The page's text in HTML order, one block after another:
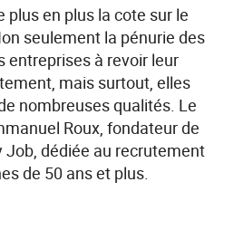
plus en plus la cote sur le
seulement la pénurie des
entreprises à revoir leur
mais surtout, elles
nombreuses qualités. Le
Roux, fondateur de
Job, dédiée au recrutement
de 50 ans et plus.